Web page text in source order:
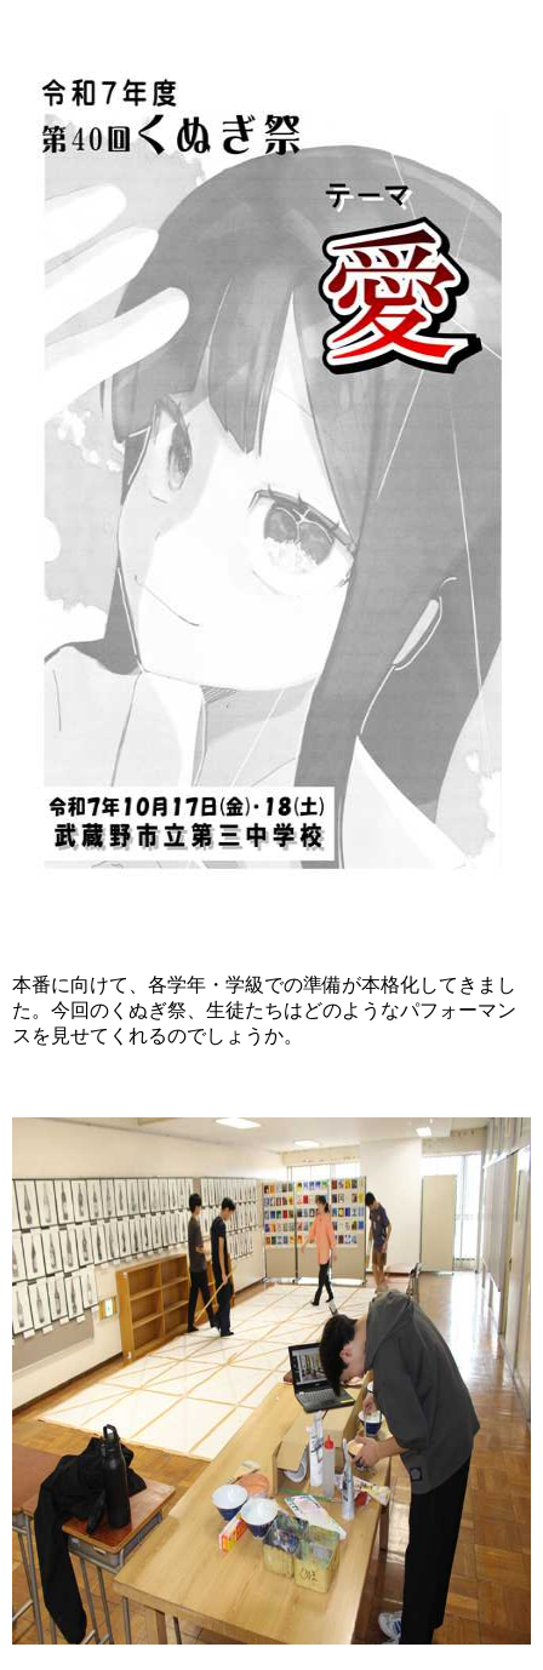
本番に向けて、各学年・学級での準備が本格化してきまし
た。今回のくぬぎ祭、生徒たちはどのようなパフォーマン
スを見せてくれるのでしょうか。